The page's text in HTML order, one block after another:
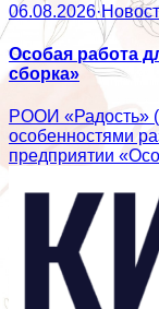
06.08.2026·
Особая работа
сборка»
РООИ «Радость»
особенностями
предприятии